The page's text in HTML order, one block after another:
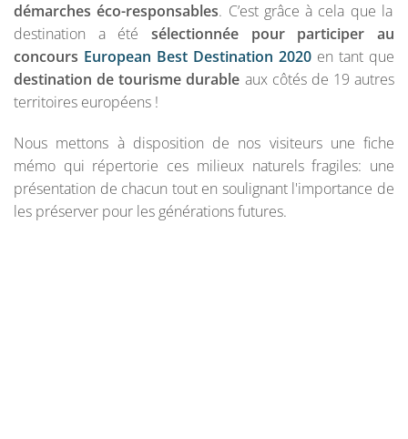
démarches éco-responsables. C’est grâce à cela que la
destination a été sélectionnée pour participer au
concours European Best Destination 2020 en tant que
destination de tourisme durable aux côtés de 19 autres
territoires européens !
Nous mettons à disposition de nos visiteurs une fiche
mémo qui répertorie ces milieux naturels fragiles: une
présentation de chacun tout en soulignant l'importance de
les préserver pour les générations futures.